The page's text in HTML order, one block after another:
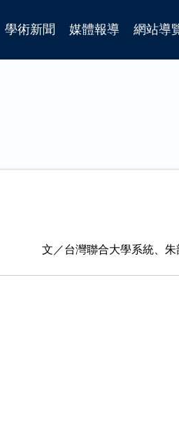
學術新聞 媒體報導 網站導
文／台灣聯合大學系統、朱